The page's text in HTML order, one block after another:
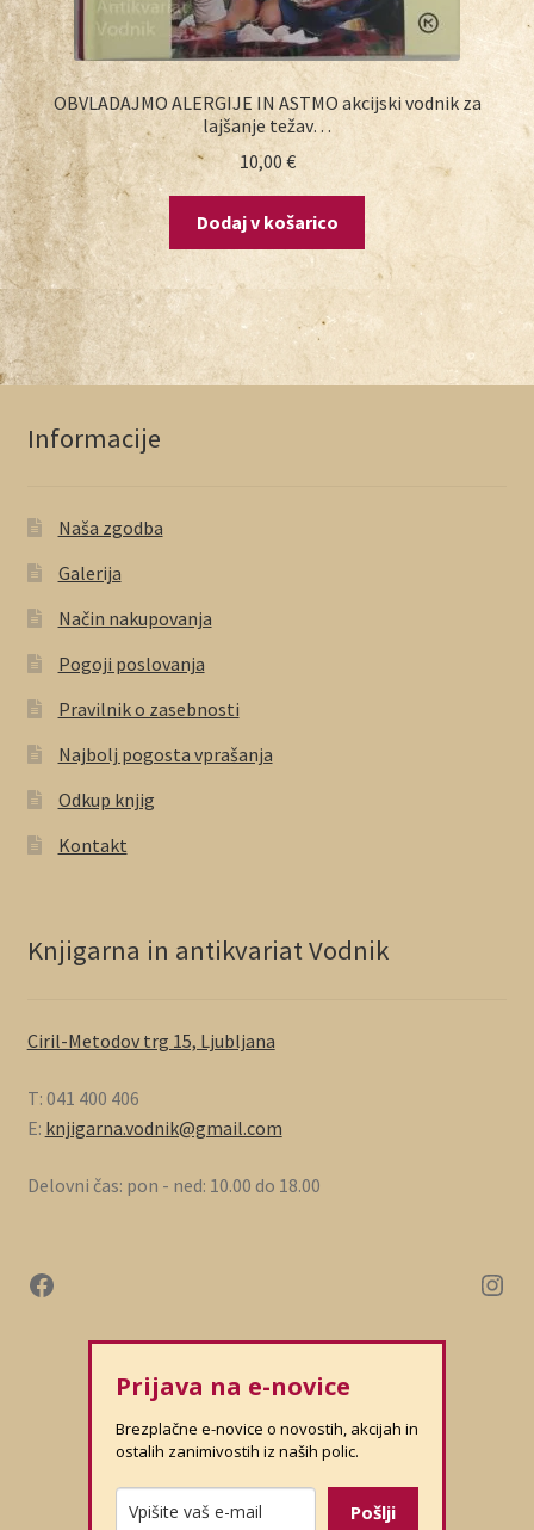
OBVLADAJMO ALERGIJE IN ASTMO akcijski vodnik za
lajšanje težav…
10,00 €
Dodaj v košarico
Informacije
Naša zgodba
Galerija
Način nakupovanja
Pogoji poslovanja
Pravilnik o zasebnosti
Najbolj pogosta vprašanja
Odkup knjig
Kontakt
Knjigarna in antikvariat Vodnik
Ciril-Metodov trg 15, Ljubljana
T: 041 400 406
E: knjigarna.vodnik@gmail.com
Delovni čas: pon - ned: 10.00 do 18.00
Prijava na e-novice
Brezplačne e-novice o novostih, akcijah in
ostalih zanimivostih iz naših polic.
Pošlji